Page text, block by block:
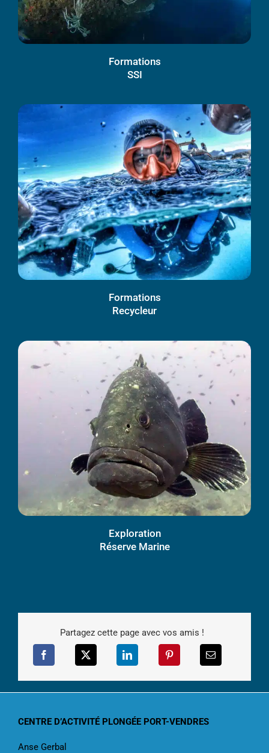
Formations
SSI
Formations
Recycleur
Exploration
Réserve Marine
Partagez cette page avec vos amis !
CENTRE D’ACTIVITÉ PLONGÉE PORT-VENDRES
Anse Gerbal